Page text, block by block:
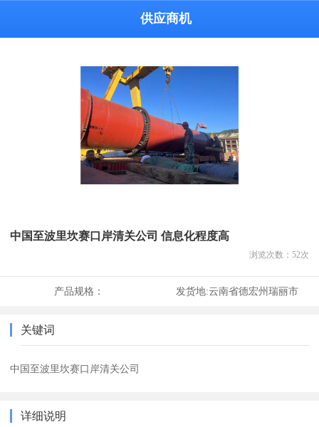
供应商机
中国至波里坎赛口岸清关公司 信息化程度高
浏览次数： 52次
产品规格： 发货地:云南省德宏州瑞丽市
关键词
中国至波里坎赛口岸清关公司
详细说明